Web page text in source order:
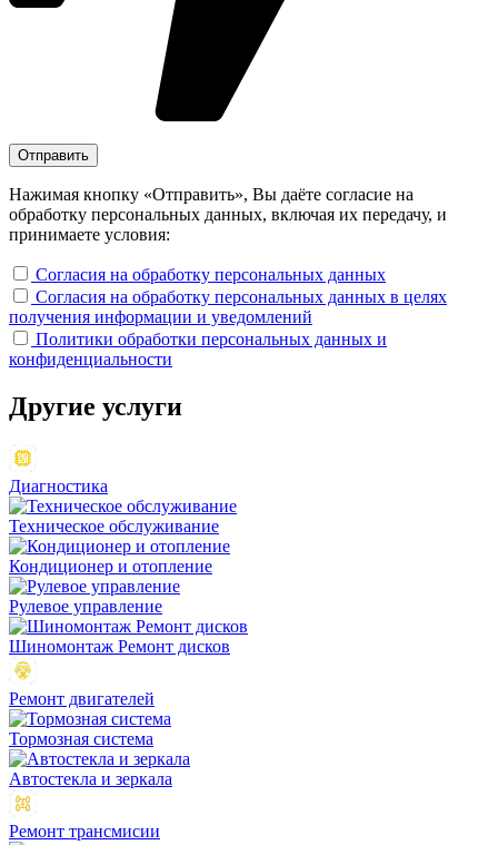
Нажимая кнопку «Отправить», Вы даёте согласие на
обработку персональных данных, включая их передачу, и
принимаете условия:
Согласия на обработку персональных данных
Согласия на обработку персональных данных в целях
получения информации и уведомлений
Политики обработки персональных данных и
конфиденциальности
Другие услуги
Диагностика
Техническое обслуживание
Кондиционер и отопление
Рулевое управление
Шиномонтаж Ремонт дисков
Ремонт двигателей
Тормозная система
Автостекла и зеркала
Ремонт трансмисии